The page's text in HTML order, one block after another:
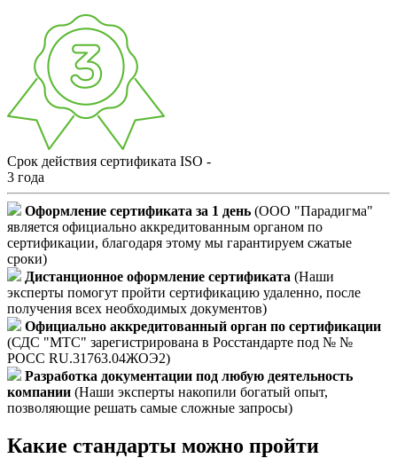
Срок действия сертификата ISO -
3 года
Оформление сертификата за 1 день (ООО "Парадигма"
является официально аккредитованным органом по
сертификации, благодаря этому мы гарантируем сжатые
сроки)
Дистанционное оформление сертификата (Наши
эксперты помогут пройти сертификацию удаленно, после
получения всех необходимых документов)
Официально аккредитованный орган по сертификации
(СДС "МТС" зарегистрирована в Росстандарте под № №
РОСС RU.31763.04ЖОЭ2)
Разработка документации под любую деятельность
компании (Наши эксперты накопили богатый опыт,
позволяющие решать самые сложные запросы)
Какие стандарты можно пройти